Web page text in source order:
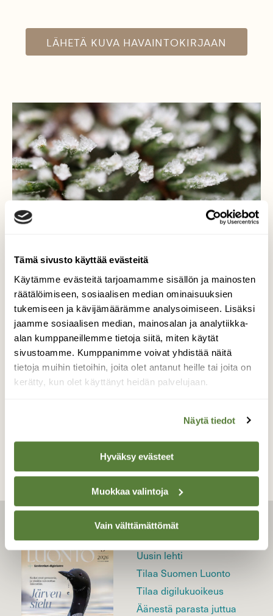
Tämä sivusto käyttää evästeitä
Käytämme evästeitä tarjoamamme sisällön ja mainosten
räätälöimiseen, sosiaalisen median ominaisuuksien
tukemiseen ja kävijämäärämme analysoimiseen. Lisäksi
jaamme sosiaalisen median, mainosalan ja analytiikka-
alan kumppaneillemme tietoja siitä, miten käytät
sivustoamme. Kumppanimme voivat yhdistää näitä
tietoja muihin tietoihin, joita olet antanut heille tai joita on
kerätty, kun olet käyttänyt heidän palvelujaan.
Näytä tiedot
Hyväksy evästeet
Muokkaa valintoja
Vain välttämättömät
LÄHETÄ KUVA HAVAINTOKIRJAAN
Vihdoinkin lunta....
...iloa ja valoa lumesta
Valokuvaaja: Arja Valtonen, Pesäkallion
luonnonsuojelualue Lahti Tammikuu
TAKAISIN LISTAAN
LEHTI
Uusin lehti
Tilaa Suomen Luonto
Tilaa digilukuoikeus
Äänestä parasta juttua